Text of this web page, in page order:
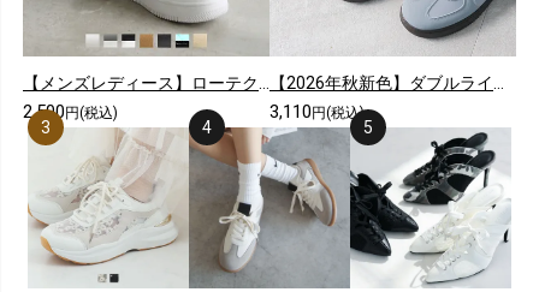
【メンズレディース】ローテクレースアップスニーカー
2,500 円(税込)
【2026年秋新色】ダブルライン配色レースアップスニーカー
3,110 円(税込)